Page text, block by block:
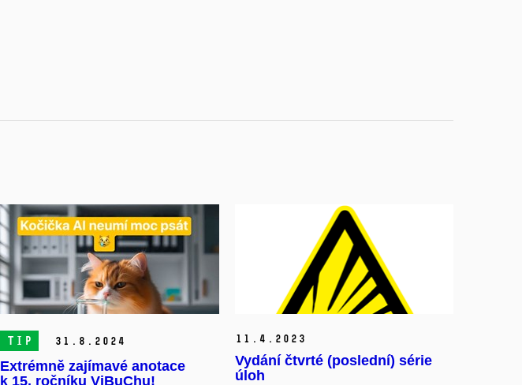
TIP 31. 8. 2024
Extrémně zajímavé anotace
k 15. ročníku ViBuChu!
11. 4. 2023
Vydání čtvrté (poslední) série
úloh